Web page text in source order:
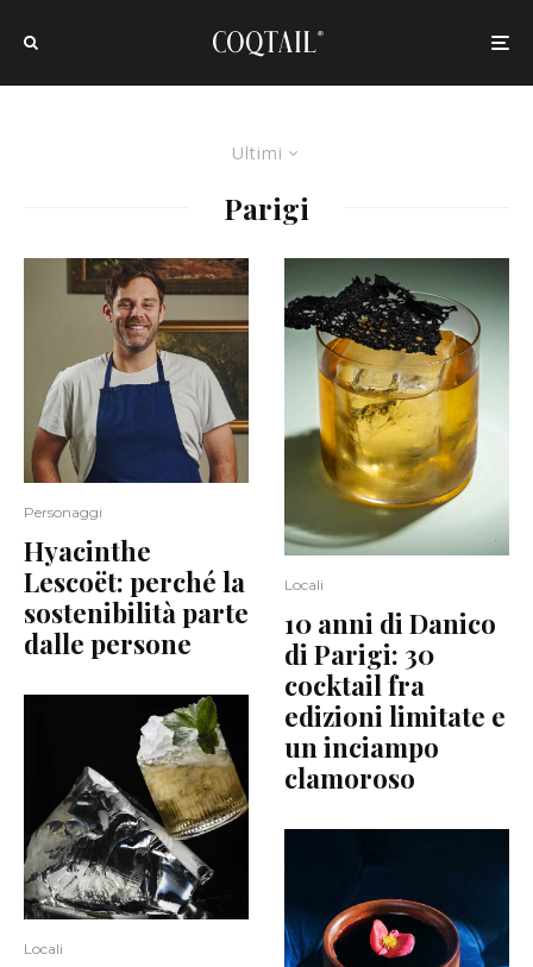
Ultimi
Parigi
Personaggi
Hyacinthe
Lescoët: perché la
sostenibilità parte
dalle persone
Locali
Locali
10 anni di Danico
di Parigi: 30
cocktail fra
edizioni limitate e
un inciampo
clamoroso